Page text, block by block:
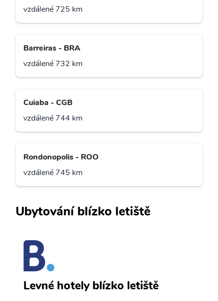
vzdálené 725 km
Barreiras - BRA
vzdálené 732 km
Cuiaba - CGB
vzdálené 744 km
Rondonopolis - ROO
vzdálené 745 km
Ubytování blízko letiště
Levné hotely blízko letiště